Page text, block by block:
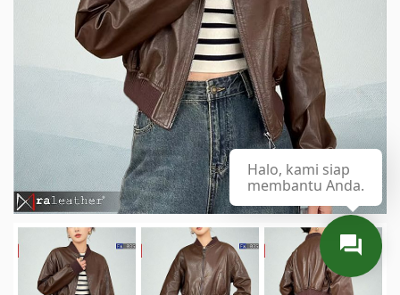
Halo, kami siap
membantu Anda.